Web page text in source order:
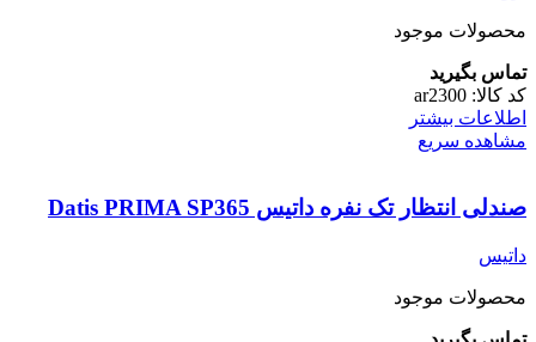
محصولات موجود
تماس بگیرید
کد کالا: ar2300
اطلاعات بیشتر
مشاهده سریع
‌صندلی انتظار تک نفره داتیس Datis PRIMA SP365
داتیس
محصولات موجود